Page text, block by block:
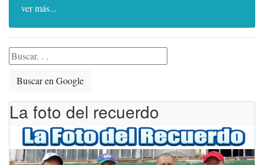
ver más...
Buscar en Google
La foto del recuerdo